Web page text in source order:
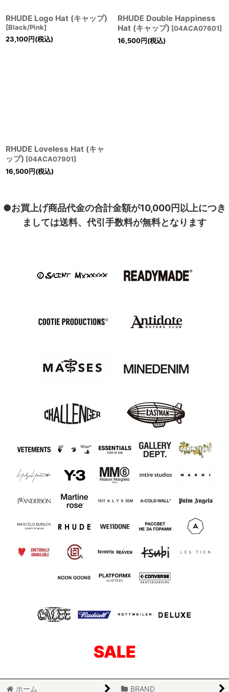
RHUDE Logo Hat (キャップ)
[Black/Pink]
23,100円(税込)
RHUDE Double Happiness
Hat (キャップ) [04ACA07601]
16,500円(税込)
RHUDE Loveless Hat (キャ
ップ) [04ACA07901]
16,500円(税込)
●お買上げ商品代金の合計金額が10,000円以上につき
ましては送料、代引手数料が無料となります
SALE
ホーム BRAND